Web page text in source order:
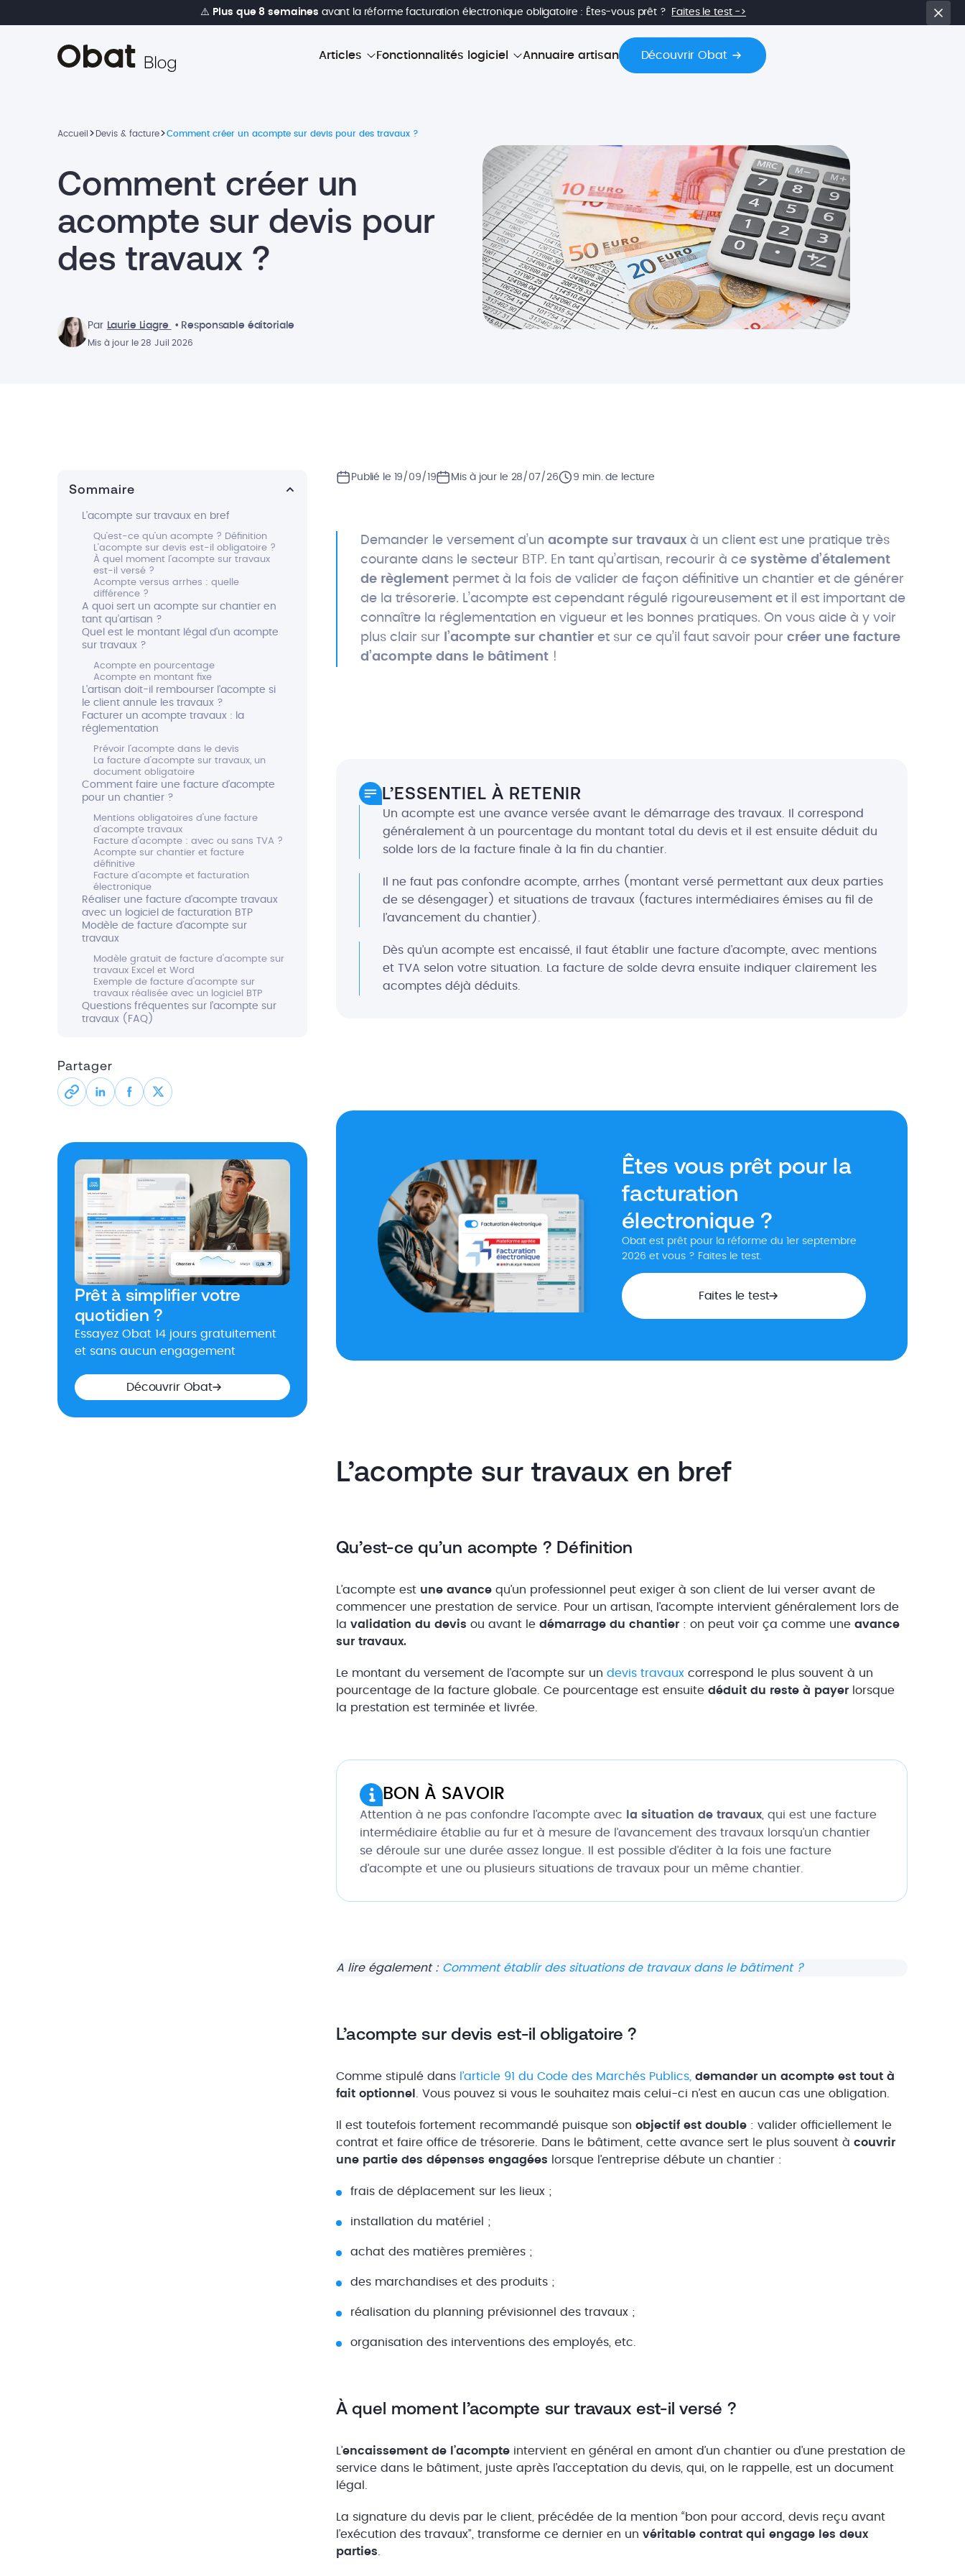
⚠️ Plus que 8 semaines avant la réforme facturation électronique obligatoire : Êtes-vous prêt ? Faites le test ->
Articles Fonctionnalités logiciel Annuaire artisan Découvrir Obat
Accueil > Devis & facture>Comment créer un acompte sur devis pour des travaux ?
Comment créer un
acompte sur devis pour
des travaux ?
Par Laurie Liagre • Responsable éditoriale
Mis à jour le 28 Juil 2026
Sommaire
L’acompte sur travaux en bref
Qu’est-ce qu’un acompte ? Définition
L’acompte sur devis est-il obligatoire ?
À quel moment l’acompte sur travaux
est-il versé ?
Acompte versus arrhes : quelle
différence ?
A quoi sert un acompte sur chantier en
tant qu’artisan ?
Quel est le montant légal d'un acompte
sur travaux ?
Acompte en pourcentage
Acompte en montant fixe
L'artisan doit-il rembourser l'acompte si
le client annule les travaux ?
Facturer un acompte travaux : la
réglementation
Prévoir l’acompte dans le devis
La facture d’acompte sur travaux, un
document obligatoire
Comment faire une facture d’acompte
pour un chantier ?
Mentions obligatoires d'une facture
d’acompte travaux
Facture d'acompte : avec ou sans TVA ?
Acompte sur chantier et facture
définitive
Facture d’acompte et facturation
électronique
Réaliser une facture d’acompte travaux
avec un logiciel de facturation BTP
Modèle de facture d’acompte sur
travaux
Modèle gratuit de facture d'acompte sur
travaux Excel et Word
Exemple de facture d'acompte sur
travaux réalisée avec un logiciel BTP
Questions fréquentes sur l’acompte sur
travaux (FAQ)
Partager
Prêt à simplifier votre
quotidien ?
Essayez Obat 14 jours gratuitement
et sans aucun engagement
Découvrir Obat
Publié le 19/09/19 Mis à jour le 28/07/26 9 min. de lecture
Demander le versement d’un acompte sur travaux à un client est une pratique très
courante dans le secteur BTP. En tant qu’artisan, recourir à ce système d’étalement
de règlement permet à la fois de valider de façon définitive un chantier et de générer
de la trésorerie. L’acompte est cependant régulé rigoureusement et il est important de
connaître la réglementation en vigueur et les bonnes pratiques. On vous aide à y voir
plus clair sur
l’acompte sur chantier et sur ce qu’il faut savoir pour créer une facture
d’acompte dans le bâtiment !
L’ESSENTIEL À RETENIR
Un acompte est une avance versée avant le démarrage des travaux. Il correspond
généralement à un pourcentage du montant total du devis et il est ensuite déduit du
solde lors de la facture finale à la fin du chantier.
Il ne faut pas confondre acompte, arrhes (montant versé permettant aux deux parties
de se désengager) et situations de travaux (factures intermédiaires émises au fil de
l’avancement du chantier).
Dès qu’un acompte est encaissé, il faut établir une facture d’acompte, avec mentions
et TVA selon votre situation. La facture de solde devra ensuite indiquer clairement les
acomptes déjà déduits.
Êtes vous prêt pour la
facturation
électronique ?
Obat est prêt pour la réforme du 1er septembre
2026 et vous ? Faites le test.
Faites le test
L’acompte sur travaux en bref
Qu’est-ce qu’un acompte ? Définition
L’acompte est une avance qu’un professionnel peut exiger à son client de lui verser avant de
commencer une prestation de service. Pour un artisan, l’acompte intervient généralement lors de
la validation du devis ou avant le démarrage du chantier : on peut voir ça comme une avance
sur travaux.
Le montant du versement de l’acompte sur un devis travaux correspond le plus souvent à un
pourcentage de la facture globale. Ce pourcentage est ensuite déduit du reste à payer lorsque
la prestation est terminée et livrée.
BON À SAVOIR
Attention à ne pas confondre l’acompte avec la situation de travaux , qui est une facture
intermédiaire établie au fur et à mesure de l’avancement des travaux lorsqu’un chantier
se déroule sur une durée assez longue. Il est possible d’éditer à la fois une facture
d’acompte et une ou plusieurs situations de travaux pour un même chantier.
A lire également : Comment établir des situations de travaux dans le bâtiment ?
L’acompte sur devis est-il obligatoire ?
Comme stipulé dans l’article 91 du Code des Marchés Publics, demander un acompte est tout à
fait optionnel
. Vous pouvez si vous le souhaitez mais celui-ci n’est en aucun cas une obligation.
Il est toutefois fortement recommandé puisque son objectif est double : valider officiellement le
contrat et faire office de trésorerie. Dans le bâtiment, cette avance sert le plus souvent à couvrir
une partie des dépenses engagées lorsque l’entreprise débute un chantier :
frais de déplacement sur les lieux ;
installation du matériel ;
achat des matières premières ;
des marchandises et des produits ;
réalisation du planning prévisionnel des travaux ;
organisation des interventions des employés, etc.
À quel moment l’acompte sur travaux est-il versé ?
L’encaissement de l’acompte intervient en général en amont d’un chantier ou d’une prestation de
service dans le bâtiment, juste après l’acceptation du devis, qui, on le rappelle, est un document
légal.
La signature du devis par le client, précédée de la mention “bon pour accord, devis reçu avant
l’exécution des travaux”, transforme ce dernier en un véritable contrat qui engage les deux
parties